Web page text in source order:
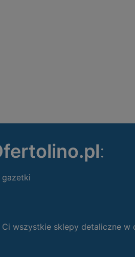
:
wszystkie sklepy detaliczne w